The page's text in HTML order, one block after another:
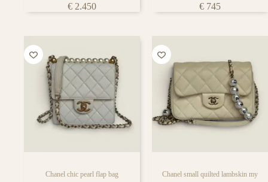
€ 2.450 € 745
Chanel chic pearl flap bag
Chanel small quilted lambskin my